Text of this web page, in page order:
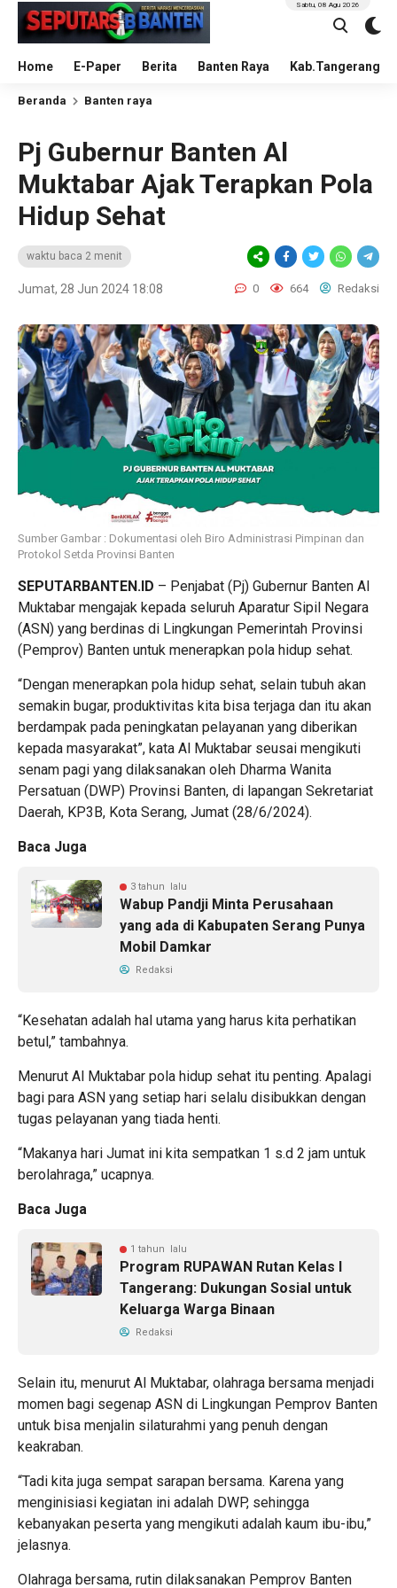
Home E-Paper Berita Banten Raya Kab.Tangerang
Sabtu, 08 Agu 2026
Beranda Banten raya
Pj Gubernur Banten Al
Muktabar Ajak Terapkan Pola
Hidup Sehat
waktu baca 2 menit
Jumat, 28 Jun 2024 18:08 0 664 Redaksi
Sumber Gambar : Dokumentasi oleh Biro Administrasi Pimpinan dan
Protokol Setda Provinsi Banten
SEPUTARBANTEN.ID – Penjabat (Pj) Gubernur Banten Al
Muktabar mengajak kepada seluruh Aparatur Sipil Negara
(ASN) yang berdinas di Lingkungan Pemerintah Provinsi
(Pemprov) Banten untuk menerapkan pola hidup sehat.
“Dengan menerapkan pola hidup sehat, selain tubuh akan
semakin bugar, produktivitas kita bisa terjaga dan itu akan
berdampak pada peningkatan pelayanan yang diberikan
kepada masyarakat”, kata Al Muktabar seusai mengikuti
senam pagi yang dilaksanakan oleh Dharma Wanita
Persatuan (DWP) Provinsi Banten, di lapangan Sekretariat
Daerah, KP3B, Kota Serang, Jumat (28/6/2024).
Baca Juga
3 tahun lalu
Wabup Pandji Minta Perusahaan
yang ada di Kabupaten Serang Punya
Mobil Damkar
Redaksi
“Kesehatan adalah hal utama yang harus kita perhatikan
betul,” tambahnya.
Menurut Al Muktabar pola hidup sehat itu penting. Apalagi
bagi para ASN yang setiap hari selalu disibukkan dengan
tugas pelayanan yang tiada henti.
“Makanya hari Jumat ini kita sempatkan 1 s.d 2 jam untuk
berolahraga,” ucapnya.
Baca Juga
1 tahun lalu
Program RUPAWAN Rutan Kelas I
Tangerang: Dukungan Sosial untuk
Keluarga Warga Binaan
Redaksi
Selain itu, menurut Al Muktabar, olahraga bersama menjadi
momen bagi segenap ASN di Lingkungan Pemprov Banten
untuk bisa menjalin silaturahmi yang penuh dengan
keakraban.
“Tadi kita juga sempat sarapan bersama. Karena yang
menginisiasi kegiatan ini adalah DWP, sehingga
kebanyakan peserta yang mengikuti adalah kaum ibu-ibu,”
jelasnya.
Olahraga bersama, rutin dilaksanakan Pemprov Banten